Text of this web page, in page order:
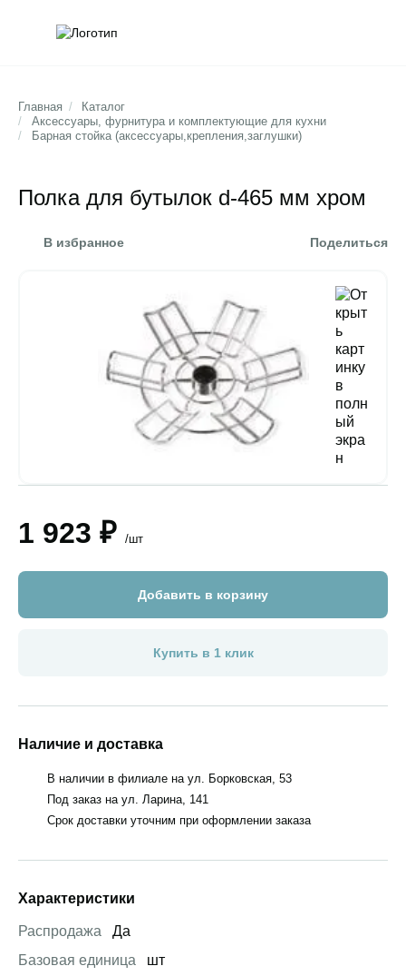
Главная /
Каталог
/
Аксессуары, фурнитура и комплектующие для кухни
/
Барная стойка (аксессуары,крепления,заглушки)
Полка для бутылок d-465 мм хром
В избранное Поделиться
1 923 ₽ /шт
Добавить в корзину
Купить в 1 клик
Наличие и доставка
В наличии в филиале на ул. Борковская, 53
Под заказ на ул. Ларина, 141
Срок доставки уточним при оформлении заказа
Характеристики
Распродажа
Да
Базовая единица
шт